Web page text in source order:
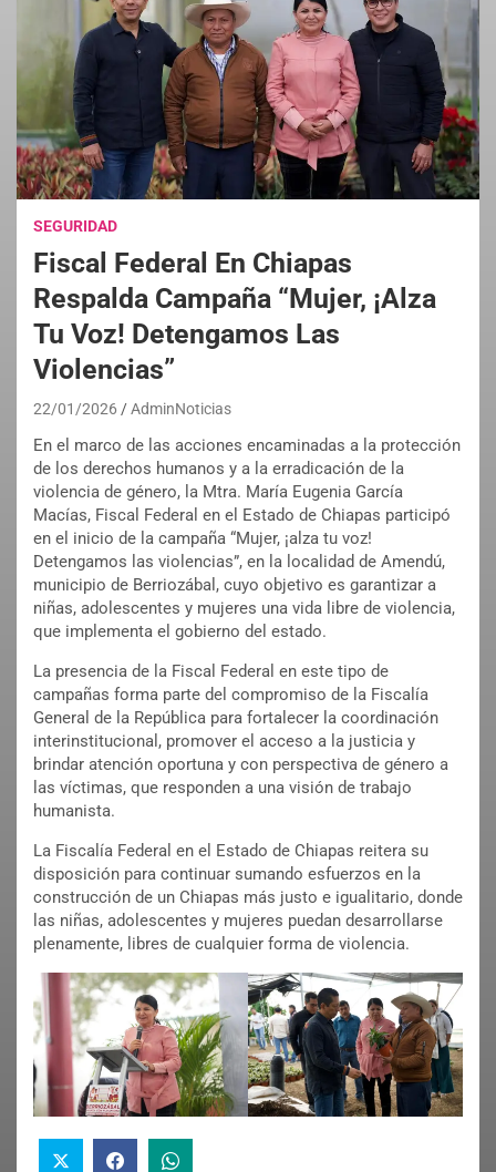
SEGURIDAD
Fiscal Federal En Chiapas
Respalda Campaña “Mujer, ¡Alza
Tu Voz! Detengamos Las
Violencias”
22/01/2026 AdminNoticias
En el marco de las acciones encaminadas a la protección
de los derechos humanos y a la erradicación de la
violencia de género, la Mtra. María Eugenia García
Macías, Fiscal Federal en el Estado de Chiapas participó
en el inicio de la campaña “Mujer, ¡alza tu voz!
Detengamos las violencias”, en la localidad de Amendú,
municipio de Berriozábal, cuyo objetivo es garantizar a
niñas, adolescentes y mujeres una vida libre de violencia,
que implementa el gobierno del estado.
La presencia de la Fiscal Federal en este tipo de
campañas forma parte del compromiso de la Fiscalía
General de la República para fortalecer la coordinación
interinstitucional, promover el acceso a la justicia y
brindar atención oportuna y con perspectiva de género a
las víctimas, que responden a una visión de trabajo
humanista.
La Fiscalía Federal en el Estado de Chiapas reitera su
disposición para continuar sumando esfuerzos en la
construcción de un Chiapas más justo e igualitario, donde
las niñas, adolescentes y mujeres puedan desarrollarse
plenamente, libres de cualquier forma de violencia.